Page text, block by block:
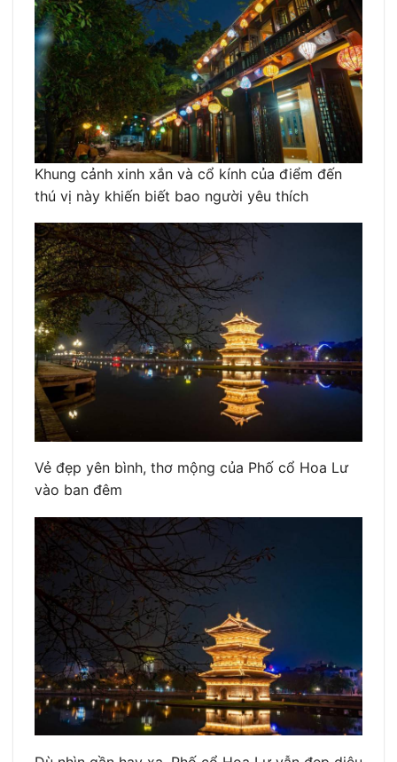
Khung cảnh xinh xắn và cổ kính của điểm đến
thú vị này khiến biết bao người yêu thích
Vẻ đẹp yên bình, thơ mộng của Phố cổ Hoa Lư
vào ban đêm